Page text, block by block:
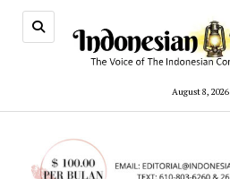
August 8, 2026